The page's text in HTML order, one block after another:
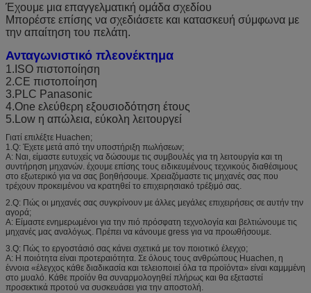
Έχουμε μια επαγγελματική ομάδα σχεδίου
Μπορέστε επίσης να σχεδιάσετε και κατασκευή σύμφωνα με
την απαίτηση του πελάτη.
Ανταγωνιστικό πλεονέκτημα
1.ISO πιστοποίηση
2.CE πιστοποίηση
3.PLC Panasonic
4.One ελεύθερη εξουσιοδότηση έτους
5.Low η απώλεια, εύκολη λειτουργεί
Γιατί επιλέξτε Huachen;
1.Q: Έχετε μετά από την υποστήριξη πωλήσεων;
Α: Ναι, είμαστε ευτυχείς να δώσουμε τις συμβουλές για τη λειτουργία και τη
συντήρηση μηχανών. έχουμε επίσης τους ειδικευμένους τεχνικούς διαθέσιμους
στο εξωτερικό για να σας βοηθήσουμε. Χρειαζόμαστε τις μηχανές σας που
τρέχουν προκειμένου να κρατηθεί το επιχειρησιακό τρέξιμό σας.
2.Q: Πώς οι μηχανές σας συγκρίνουν με άλλες μεγάλες επιχειρήσεις σε αυτήν την
αγορά;
Α: Είμαστε ενημερωμένοι για την πιό πρόσφατη τεχνολογία και βελτιώνουμε τις
μηχανές μας αναλόγως. Πρέπει να κάνουμε gress για να προωθήσουμε.
3.Q: Πώς το εργοστάσιό σας κάνει σχετικά με τον ποιοτικό έλεγχο;
Α: Η ποιότητα είναι προτεραιότητα. Σε όλους τους ανθρώπους Huachen, η
έννοια «έλεγχος κάθε διαδικασία και τελειοποιεί όλα τα προϊόντα» είναι καμμμένη
στο μυαλό. Κάθε προϊόν θα συναρμολογηθεί πλήρως και θα εξεταστεί
προσεκτικά προτού να συσκευάσει για την αποστολή.